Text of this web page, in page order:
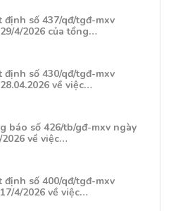
định số 437/qđ/tgđ-mxv
4/2026 của tổng…
định số 430/qđ/tgđ-mxv
về việc…
báo số 426/tb/gđ-mxv ngày
2026 về việc…
định số 400/qđ/tgđ-mxv
4/2026 về việc…